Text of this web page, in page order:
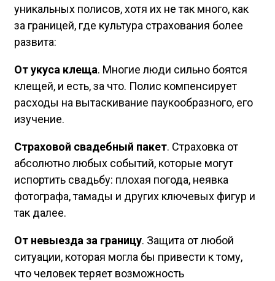
уникальных полисов, хотя их не так много, как
за границей, где культура страхования более
развита:
От укуса клеща. Многие люди сильно боятся
клещей, и есть, за что. Полис компенсирует
расходы на вытаскивание паукообразного, его
изучение.
Страховой свадебный пакет. Страховка от
абсолютно любых событий, которые могут
испортить свадьбу: плохая погода, неявка
фотографа, тамады и других ключевых фигур и
так далее.
От невыезда за границу. Защита от любой
ситуации, которая могла бы привести к тому,
что человек теряет возможность